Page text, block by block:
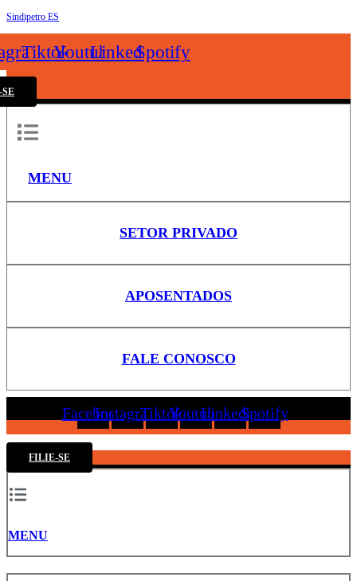
Sindipetro ES
TiktokYoutubeLinkedinSpotify
MENU
SETOR PRIVADO
APOSENTADOS
FALE CONOSCO
FacebookInstagramTiktokYoutubeLinkedinSpotify
FILIE-SE
MENU